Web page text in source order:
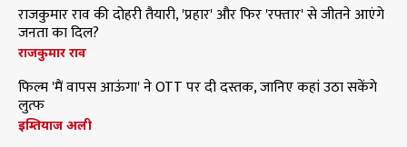
राजकुमार राव की दोहरी तैयारी, 'प्रहार' और फिर 'रफ्तार' से जीतने आएंगे
जनता का दिल?
राजकुमार राव
फिल्म 'मैं वापस आऊंगा' ने OTT पर दी दस्तक, जानिए कहां उठा सकेंगे
लुत्फ
इम्तियाज अली